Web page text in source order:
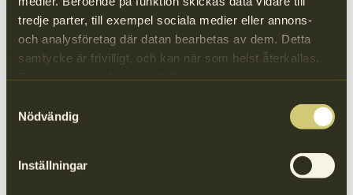
tredje parter, till exempel sociala medier eller annons-
och analysföretag där datan bearbetas av dem. Detta
samtycke är frivilligt, och kan när som helst återkallas.
Nödvändig
Inställningar
Remissvar: Naturvårdsverkets remiss av föreskrifter som fastställer
produktavgiftens storlek
Remissvar: Naturvårdsverkets framställan om ändringar i
förordningen om nedskräpningsavgifter
Fler Aktuellt